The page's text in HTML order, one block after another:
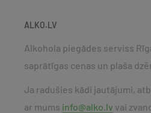
ALKO.LV
Alkohola piegādes serviss
saprātīgas cenas un plaša
Ja radušies kādi jautājumi,
ar mums info@alko.lv vai